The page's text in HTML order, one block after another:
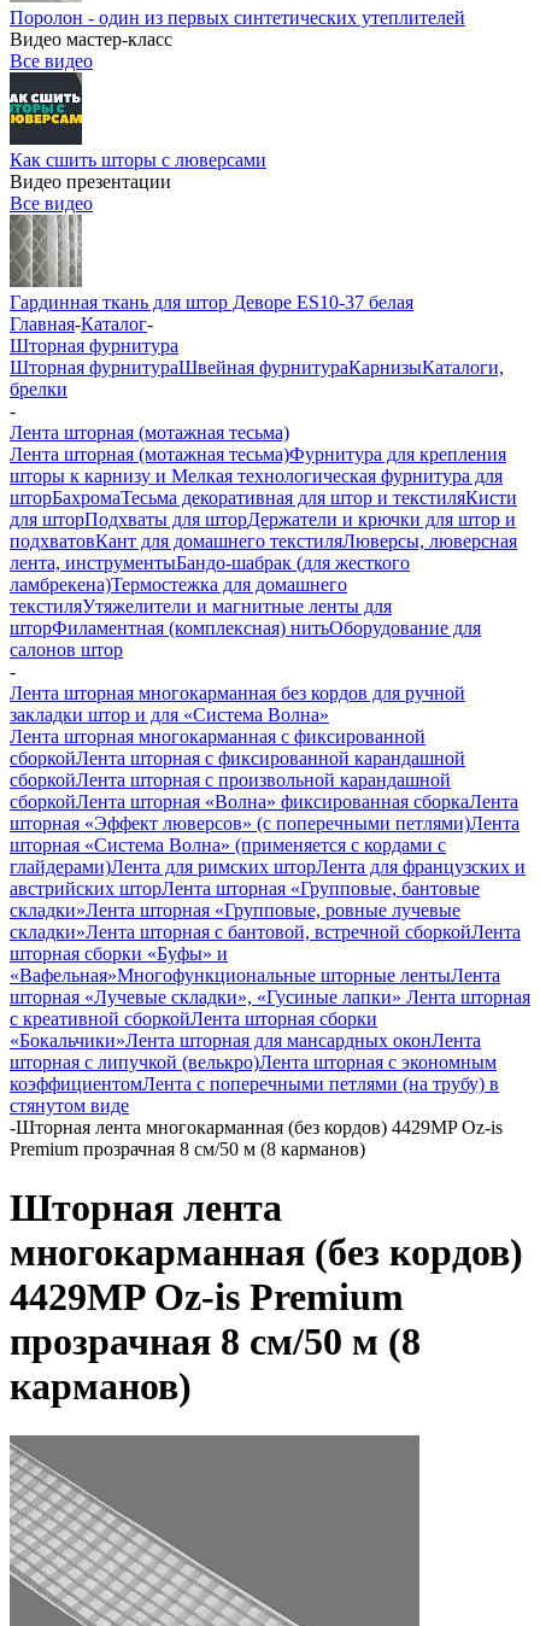
Поролон - один из первых синтетических утеплителей
Видео мастер-класс
Все видео
Как сшить шторы с люверсами
Видео презентации
Все видео
Гардинная ткань для штор Деворе ES10-37 белая
Главная-Каталог-
Шторная фурнитура
Шторная фурнитураШвейная фурнитураКарнизыКаталоги,
брелки
-
Лента шторная (мотажная тесьма)
Лента шторная (мотажная тесьма)Фурнитура для крепления
шторы к карнизу и Мелкая технологическая фурнитура для
шторБахромаТесьма декоративная для штор и текстиляКисти
для шторПодхваты для шторДержатели и крючки для штор и
подхватовКант для домашнего текстиляЛюверсы, люверсная
лента, инструментыБандо-шабрак (для жесткого
ламбрекена)Термостежка для домашнего
текстиляУтяжелители и магнитные ленты для
шторФиламентная (комплексная) нитьОборудование для
салонов штор
-
Лента шторная многокарманная без кордов для ручной
закладки штор и для «Система Волна»
Лента шторная многокарманная с фиксированной
сборкойЛента шторная с фиксированной карандашной
сборкойЛента шторная с произвольной карандашной
сборкойЛента шторная «Волна» фиксированная сборкаЛента
шторная «Эффект люверсов» (с поперечными петлями)Лента
шторная «Система Волна» (применяется с кордами с
глайдерами)Лента для римских шторЛента для французских и
австрийских шторЛента шторная «Групповые, бантовые
складки»Лента шторная «Групповые, ровные лучевые
складки»Лента шторная с бантовой, встречной сборкойЛента
шторная сборки «Буфы» и
«Вафельная»Многофункциональные шторные лентыЛента
шторная «Лучевые складки», «Гусиные лапки» Лента шторная
с креативной сборкойЛента шторная сборки
«Бокальчики»Лента шторная для мансардных оконЛента
шторная с липучкой (велькро)Лента шторная с экономным
коэффициентомЛента с поперечными петлями (на трубу) в
стянутом виде
-Шторная лента многокарманная (без кордов) 4429MP Oz-is
Premium прозрачная 8 см/50 м (8 карманов)
Шторная лента
многокарманная (без кордов)
4429MP Oz-is Premium
прозрачная 8 см/50 м (8
карманов)